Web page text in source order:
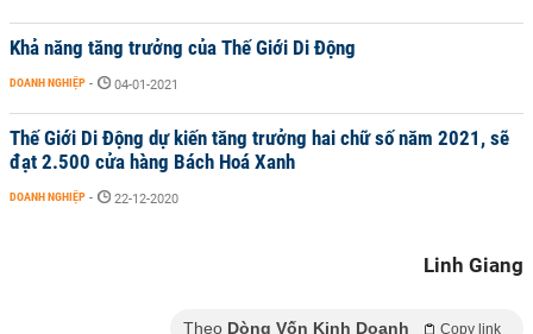
Khả năng tăng trưởng của Thế Giới Di Động
DOANH NGHIỆP - 04-01-2021
Thế Giới Di Động dự kiến tăng trưởng hai chữ số năm 2021, sẽ
đạt 2.500 cửa hàng Bách Hoá Xanh
DOANH NGHIỆP - 22-12-2020
Linh Giang
Theo Dòng Vốn Kinh Doanh Copy link